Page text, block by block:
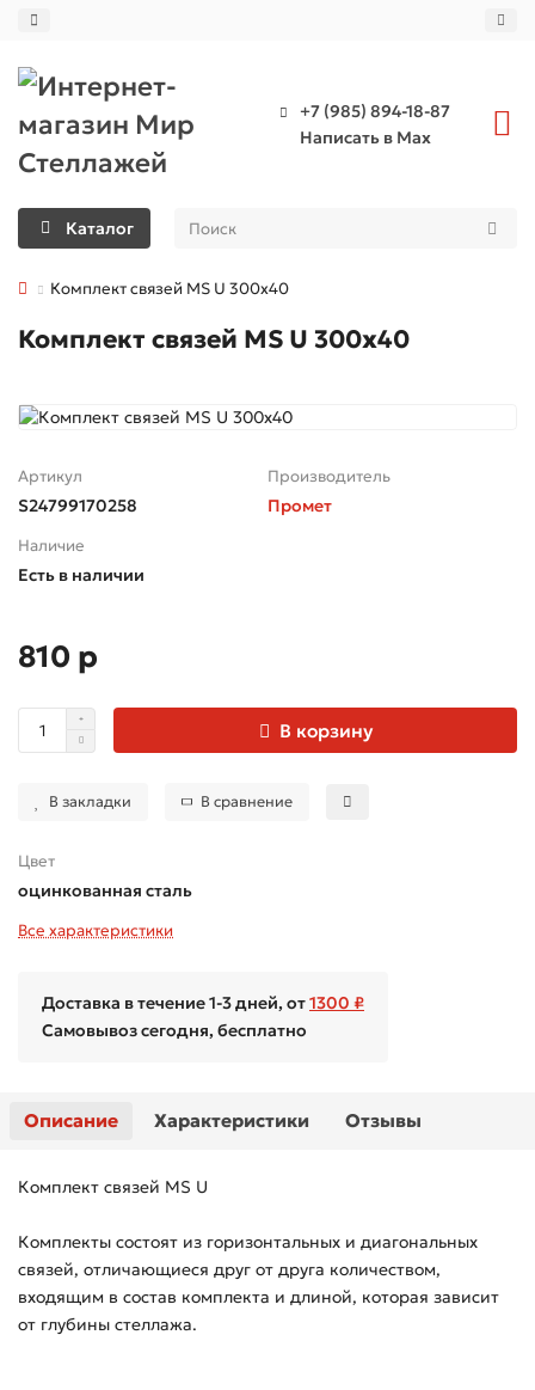
+7 (985) 894-18-87
Написать в Max
Каталог
Комплект связей MS U 300x40
Комплект связей MS U 300x40
Артикул
S24799170258
Производитель
Промет
Наличие
Есть в наличии
810 р
В корзину
В закладки В сравнение
Цвет
оцинкованная сталь
Все характеристики
Доставка в течение 1-3 дней, от1300 ₽
Самовывоз сегодня, бесплатно
Описание Характеристики Отзывы
Комплект связей MS U
Комплекты состоят из горизонтальных и диагональных
связей, отличающиеся друг от друга количеством,
входящим в состав комплекта и длиной, которая зависит
от глубины стеллажа.